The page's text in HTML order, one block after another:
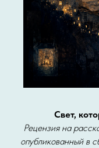
Свет,
Рецензия на
опубликованный в